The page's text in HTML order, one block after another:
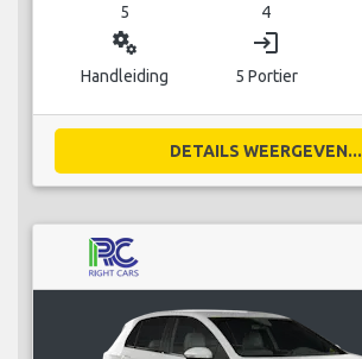
5 4
miscellaneous_services
Handleiding
login
5 Portier
DETAILS WEERGEVEN...